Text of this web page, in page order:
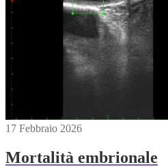
17 Febbraio 2026
Mortalità embrionale